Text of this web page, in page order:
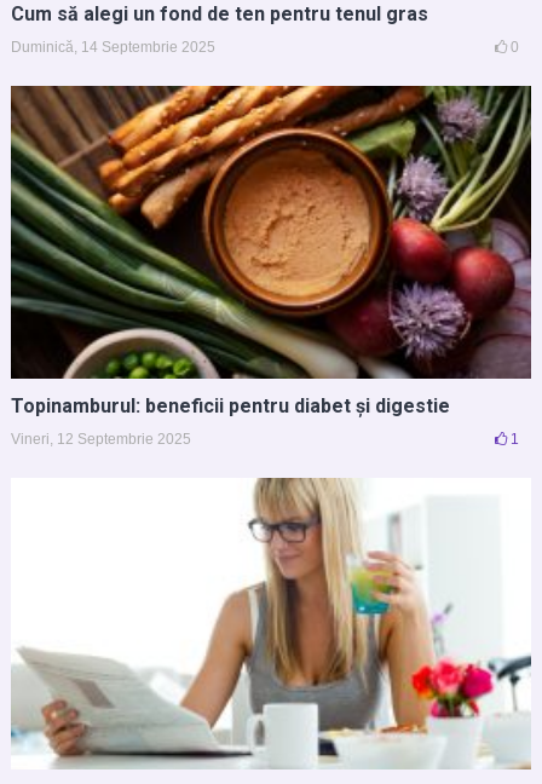
Cum să alegi un fond de ten pentru tenul gras
Duminică, 14 Septembrie 2025 0
Topinamburul: beneficii pentru diabet și digestie
Vineri, 12 Septembrie 2025 1